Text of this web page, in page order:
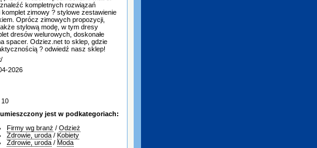
kompletnych rozwiązań
zimowy ? stylowe zestawienie
Oprócz zimowych propozycji,
stylową modę, w tym dresy
dresów welurowych, doskonałe
spacer. Odziez.net to sklep, gdzie
? odwiedź nasz sklep!
2026
10
jest w podkategoriach:
Firmy wg branż / Odzież
Zdrowie, uroda / Kobiety
Zdrowie, uroda / Moda